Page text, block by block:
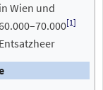
in Wien und
[1]
Entsatzheer